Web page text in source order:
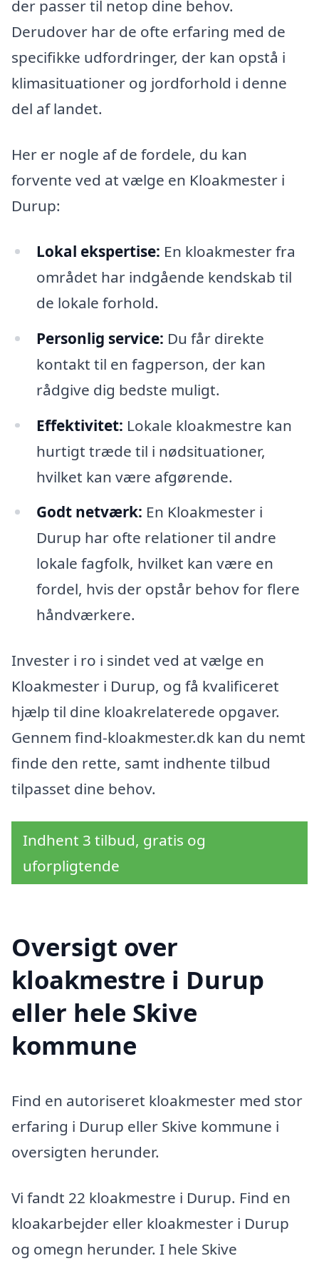
der passer til netop dine behov.
Derudover har de ofte erfaring med de
specifikke udfordringer, der kan opstå i
klimasituationer og jordforhold i denne
del af landet.
Her er nogle af de fordele, du kan
forvente ved at vælge en Kloakmester i
Durup:
Lokal ekspertise: En kloakmester fra
området har indgående kendskab til
de lokale forhold.
Personlig service: Du får direkte
kontakt til en fagperson, der kan
rådgive dig bedste muligt.
Effektivitet: Lokale kloakmestre kan
hurtigt træde til i nødsituationer,
hvilket kan være afgørende.
Godt netværk: En Kloakmester i
Durup har ofte relationer til andre
lokale fagfolk, hvilket kan være en
fordel, hvis der opstår behov for flere
håndværkere.
Invester i ro i sindet ved at vælge en
Kloakmester i Durup, og få kvalificeret
hjælp til dine kloakrelaterede opgaver.
Gennem find-kloakmester.dk kan du nemt
finde den rette, samt indhente tilbud
tilpasset dine behov.
Indhent 3 tilbud, gratis og
uforpligtende
Oversigt over
kloakmestre i Durup
eller hele Skive
kommune
Find en autoriseret kloakmester med stor
erfaring i Durup eller Skive kommune i
oversigten herunder.
Vi fandt 22 kloakmestre i Durup. Find en
kloakarbejder eller kloakmester i Durup
og omegn herunder. I hele Skive